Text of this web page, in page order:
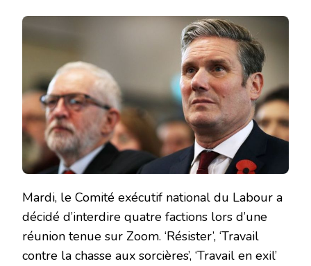
Mardi, le Comité exécutif national du Labour a
décidé d’interdire quatre factions lors d’une
réunion tenue sur Zoom. ‘Résister’, ‘Travail
contre la chasse aux sorcières’, ‘Travail en exil’